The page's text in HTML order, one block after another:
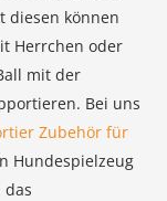
diesen können
Herrchen oder
mit der
Bei uns
Zubehör für
Hundespielzeug
das